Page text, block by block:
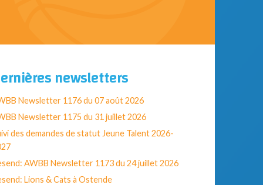
newsletters
Newsletter 1176 du 07 août 2026
Newsletter 1175 du 31 juillet 2026
des demandes de statut Jeune Talent 2026-
AWBB Newsletter 1173 du 24 juillet 2026
Lions & Cats à Ostende